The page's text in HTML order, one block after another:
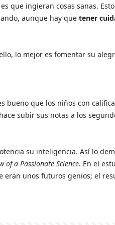
que ingieran cosas sanas.
aunque hay que tener
lo mejor es fomentar su
que los niños con
subir sus notas a los
su inteligencia. Así lo
of a Passionate Science. En el
eran unos futuros genios; el